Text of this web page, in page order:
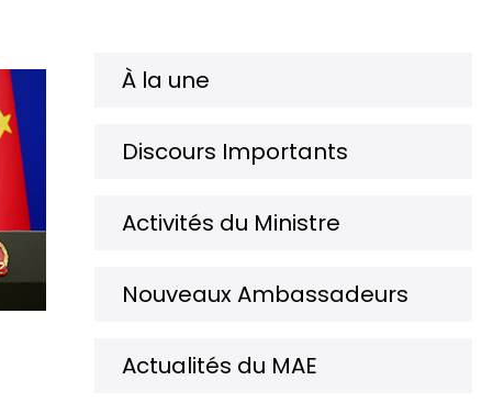
À la une
Discours Importants
Activités du Ministre
Nouveaux Ambassadeurs
​Actualités du MAE